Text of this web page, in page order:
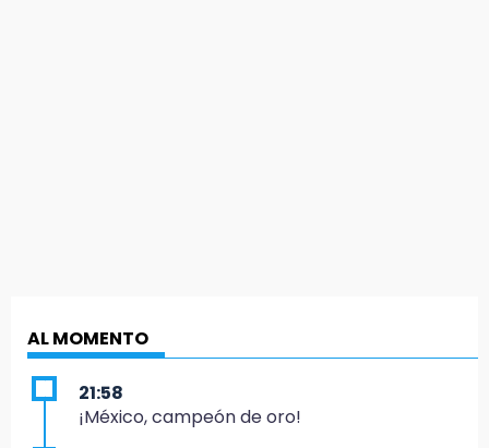
AL MOMENTO
21:58
¡México, campeón de oro!